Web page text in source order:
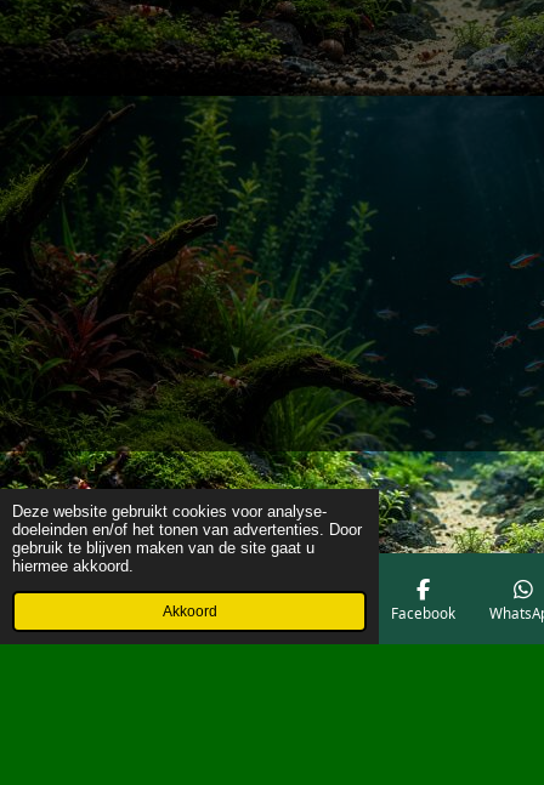
Deze website gebruikt cookies voor analyse-
doeleinden en/of het tonen van advertenties. Door
gebruik te blijven maken van de site gaat u
hiermee akkoord.
Akkoord
Telefoonnummer Facebook